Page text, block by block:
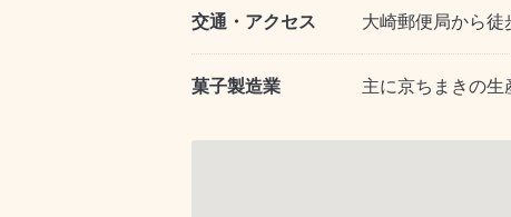
交通・アクセス 大崎郵便局から徒
菓子製造業 主に京ちまきの生